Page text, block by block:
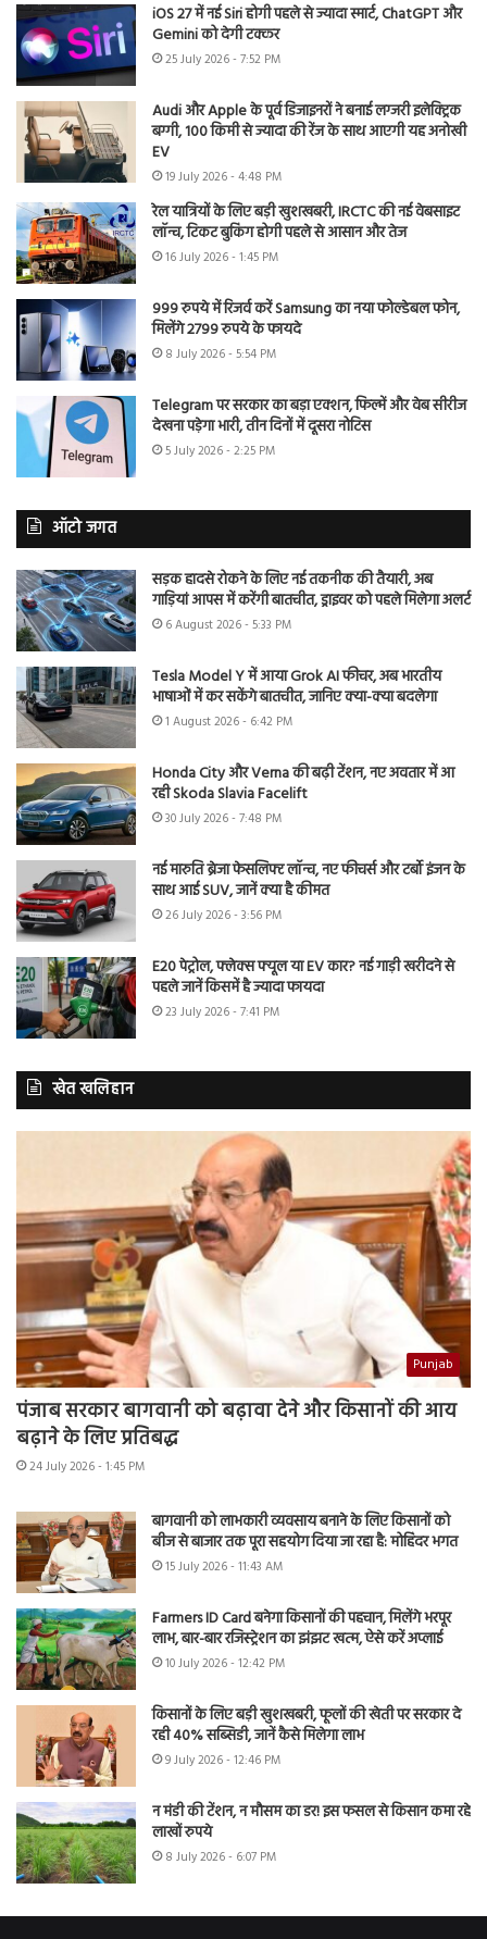
iOS 27 में नई Siri होगी पहले से ज्यादा स्मार्ट, ChatGPT और
Gemini को देगी टक्कर
25 July 2026 - 7:52 PM
Audi और Apple के पूर्व डिजाइनरों ने बनाई लग्जरी इलेक्ट्रिक
बग्गी, 100 किमी से ज्यादा की रेंज के साथ आएगी यह अनोखी
EV
19 July 2026 - 4:48 PM
रेल यात्रियों के लिए बड़ी खुशखबरी, IRCTC की नई वेबसाइट
लॉन्च, टिकट बुकिंग होगी पहले से आसान और तेज
16 July 2026 - 1:45 PM
999 रुपये में रिजर्व करें Samsung का नया फोल्डेबल फोन,
मिलेंगे 2799 रुपये के फायदे
8 July 2026 - 5:54 PM
Telegram पर सरकार का बड़ा एक्शन, फिल्में और वेब सीरीज
देखना पड़ेगा भारी, तीन दिनों में दूसरा नोटिस
5 July 2026 - 2:25 PM
ऑटो जगत
सड़क हादसे रोकने के लिए नई तकनीक की तैयारी, अब
गाड़ियां आपस में करेंगी बातचीत, ड्राइवर को पहले मिलेगा अलर्ट
6 August 2026 - 5:33 PM
Tesla Model Y में आया Grok AI फीचर, अब भारतीय
भाषाओं में कर सकेंगे बातचीत, जानिए क्या-क्या बदलेगा
1 August 2026 - 6:42 PM
Honda City और Verna की बढ़ी टेंशन, नए अवतार में आ
रही Skoda Slavia Facelift
30 July 2026 - 7:48 PM
नई मारुति ब्रेजा फेसलिफ्ट लॉन्च, नए फीचर्स और टर्बो इंजन के
साथ आई SUV, जानें क्या है कीमत
26 July 2026 - 3:56 PM
E20 पेट्रोल, फ्लेक्स फ्यूल या EV कार? नई गाड़ी खरीदने से
पहले जानें किसमें है ज्यादा फायदा
23 July 2026 - 7:41 PM
खेत खलिहान
Punjab
पंजाब सरकार बागवानी को बढ़ावा देने और किसानों की आय
बढ़ाने के लिए प्रतिबद्ध
24 July 2026 - 1:45 PM
बागवानी को लाभकारी व्यवसाय बनाने के लिए किसानों को
बीज से बाजार तक पूरा सहयोग दिया जा रहा है: मोहिंदर भगत
15 July 2026 - 11:43 AM
Farmers ID Card बनेगा किसानों की पहचान, मिलेंगे भरपूर
लाभ, बार-बार रजिस्ट्रेशन का झंझट खत्म, ऐसे करें अप्लाई
10 July 2026 - 12:42 PM
किसानों के लिए बड़ी खुशखबरी, फूलों की खेती पर सरकार दे
रही 40% सब्सिडी, जानें कैसे मिलेगा लाभ
9 July 2026 - 12:46 PM
न मंडी की टेंशन, न मौसम का डर! इस फसल से किसान कमा रहे
लाखों रुपये
8 July 2026 - 6:07 PM